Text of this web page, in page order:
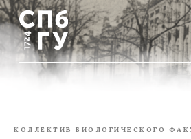
КОЛЛЕКТИВ БИОЛОГИЧЕСКОГО